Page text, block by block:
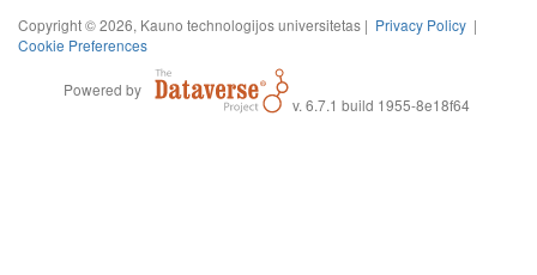
Copyright © 2026, Kauno technologijos universitetas | Privacy Policy |
Cookie Preferences
Powered by
v. 6.7.1 build 1955-8e18f64